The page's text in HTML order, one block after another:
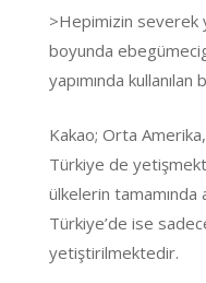
>Hepimizin severek
boyunda
yapımında
Kakao; Orta
Türkiye de
ülkelerin tamamında
Türkiye’de ise
yetiştirilmektedir.